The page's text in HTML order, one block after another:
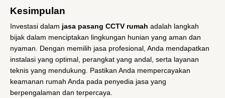
Kesimpulan
Investasi dalam jasa pasang CCTV rumah adalah langkah
bijak dalam menciptakan lingkungan hunian yang aman dan
nyaman. Dengan memilih jasa profesional, Anda mendapatkan
instalasi yang optimal, perangkat yang andal, serta layanan
teknis yang mendukung. Pastikan Anda mempercayakan
keamanan rumah Anda pada penyedia jasa yang
berpengalaman dan terpercaya.